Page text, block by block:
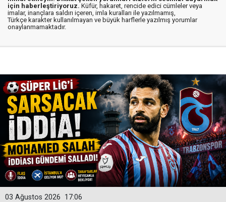
için haberleştiriyoruz. Küfür, hakaret, rencide edici cümleler veya
imalar, inançlara saldırı içeren, imla kuralları ile yazılmamış,
Türkçe karakter kullanılmayan ve büyük harflerle yazılmış yorumlar
onaylanmamaktadır.
17:06
03 Ağustos 2026